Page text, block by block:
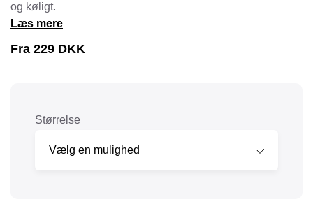
og køligt.
Læs mere
Fra 229 DKK
Størrelse